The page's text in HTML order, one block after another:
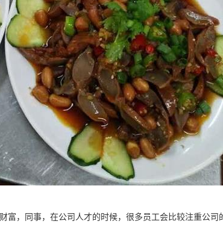
，同事，在公司人才的时候，很多员工会比较注重公司